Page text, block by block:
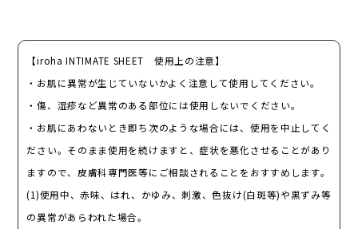
【iroha INTIMATE SHEET 使用上の注意】
・お肌に異常が生じていないかよく注意して使用してください。
・傷、湿疹など異常のある部位には使用しないでください。
・お肌にあわないとき即ち次のような場合には、使用を中止してく
ださい。そのまま使用を続けますと、症状を悪化させることがあり
ますので、皮膚科専門医等にご相談されることをおすすめします。
(1)使用中、赤味、はれ、かゆみ、刺激、色抜け(白斑等)や黒ずみ等
の異常があらわれた場合。